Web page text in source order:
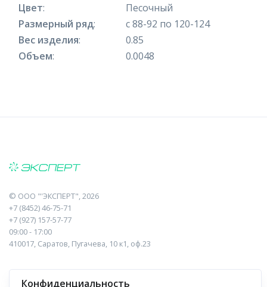
Цвет:
Песочный
Размерный ряд:
с 88-92 по 120-124
Вес изделия:
0.85
Объем: 0.0048
© ООО "'ЭКСПЕРТ", 2026
+7 (8452) 46-75-71
+7 (927) 157-57-77
09:00 - 17:00
410017, Саратов, Пугачева, 10 к1, оф.23
Конфиденциальность